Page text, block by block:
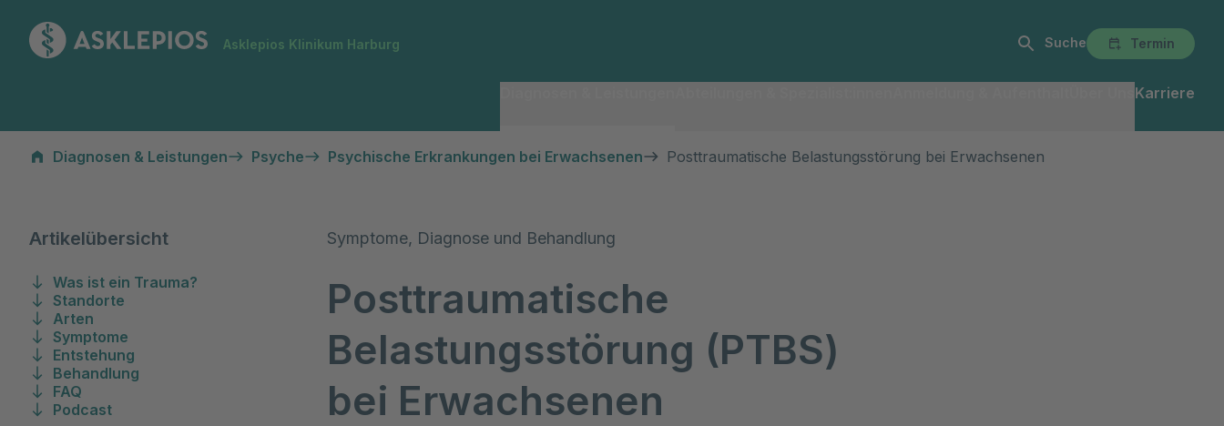
Asklepios Klinikum Harburg Suche Termin
Karriere
Diagnosen & Leistungen
Psyche Psychische Erkrankungen bei Erwachsenen Posttraumatische Belastungsstörung bei Erwachsenen
Symptome, Diagnose und Behandlung
Posttraumatische
Belastungsstörung (PTBS)
bei Erwachsenen
Artikelübersicht
Was ist ein Trauma?
Standorte
Arten
Symptome
Entstehung
Behandlung
FAQ
Podcast